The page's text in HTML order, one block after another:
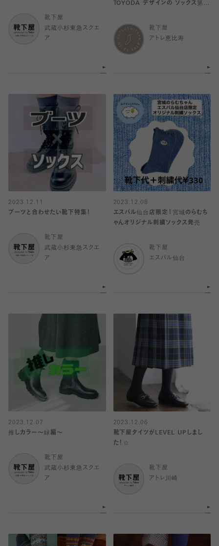
靴下屋
武蔵小杉東急スクエ
ア
TOYODA デザインの ソックス第三
靴下屋
アトレ恵比寿
2023.12.11
ブーツと合わせたい靴下特集！
靴下屋
武蔵小杉東急スクエ
ア
2023.12.08
エスパル仙台店限定！宮城のらむち
ゃんオリジナル刺繍ソックス発売
靴下屋
エスパル仙台
2023.12.07
推しカラー〜緑編〜
靴下屋
武蔵小杉東急スクエ
ア
2023.12.06
靴下屋タイツがLEVEL UPしまし
た！☆
靴下屋
アトレ川崎